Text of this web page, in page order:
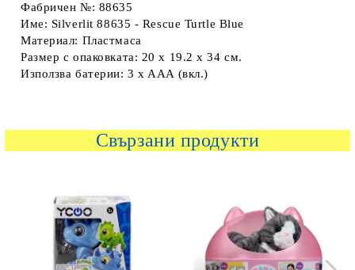
Фабричен №: 88635
Име: Silverlit 88635 - Rescue Turtle Blue
Материал: Пластмаса
Размер с опаковката: 20 х 19.2 х 34 см.
Използва батерии: 3 x AAA (вкл.)
Свързани продукти